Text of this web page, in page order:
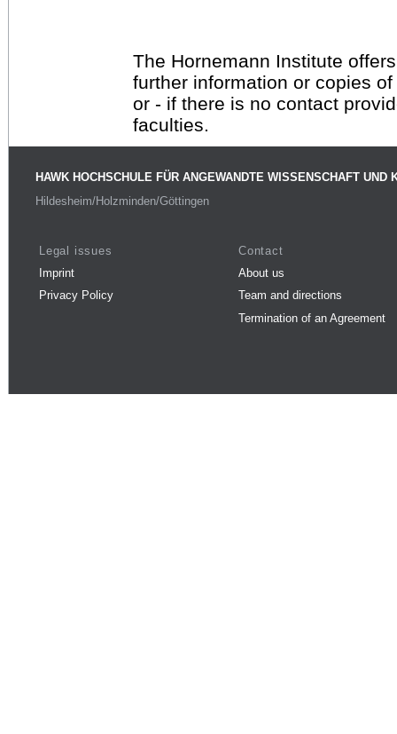
The Hornemann Institute
further information or copies
or - if there is no contact
faculties.
HAWK HOCHSCHULE FÜR ANGEWANDTE WISSENSCHAFT UND
Hildesheim/Holzminden/Göttingen
Legal issues
Imprint
Privacy Policy
Contact
About us
Team and directions
Termination of an Agreement